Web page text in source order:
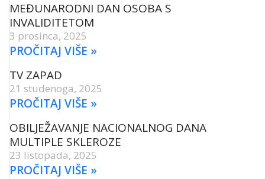
MEĐUNARODNI DAN OSOBA S
INVALIDITETOM
3 prosinca, 2025
PROČITAJ VIŠE »
TV ZAPAD
21 studenoga, 2025
PROČITAJ VIŠE »
OBILJEŽAVANJE NACIONALNOG DANA
MULTIPLE SKLEROZE
23 listopada, 2025
PROČITAJ VIŠE »